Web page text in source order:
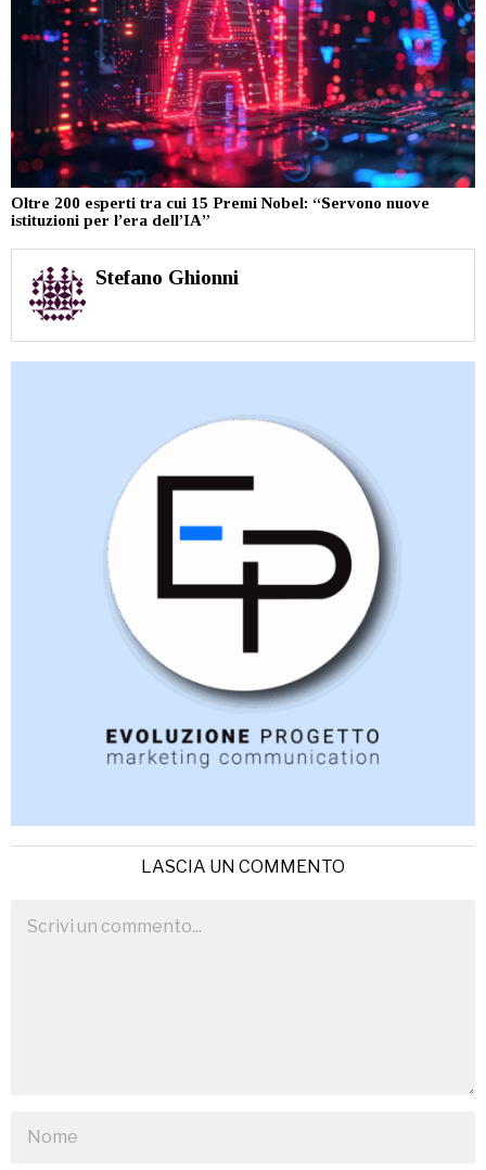
Oltre 200 esperti tra cui 15 Premi Nobel: “Servono nuove
istituzioni per l’era dell’IA”
Stefano Ghionni
LASCIA UN COMMENTO